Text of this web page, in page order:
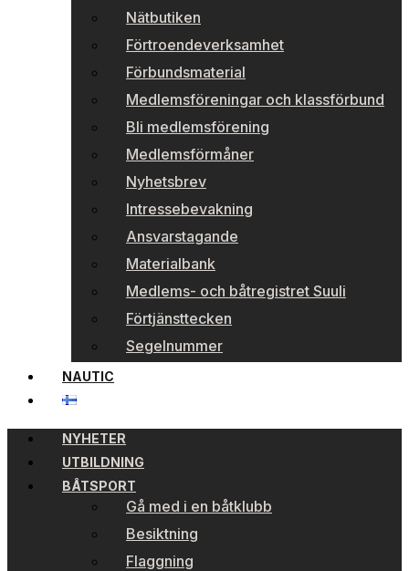
Nätbutiken
Förtroendeverksamhet
Förbundsmaterial
Medlemsföreningar och klassförbund
Bli medlemsförening
Medlemsförmåner
Nyhetsbrev
Intressebevakning
Ansvarstagande
Materialbank
Medlems- och båtregistret Suuli
Förtjänsttecken
Segelnummer
NAUTIC
NYHETER
UTBILDNING
BÅTSPORT
Gå med i en båtklubb
Besiktning
Flaggning